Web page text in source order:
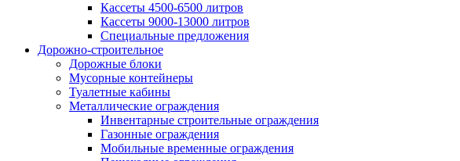
Кассеты 4500-6500 литров
Кассеты 9000-13000 литров
Специальные предложения
Дорожно-строительное
Дорожные блоки
Мусорные контейнеры
Туалетные кабины
Металлические ограждения
Инвентарные строительные ограждения
Газонные ограждения
Мобильные временные ограждения